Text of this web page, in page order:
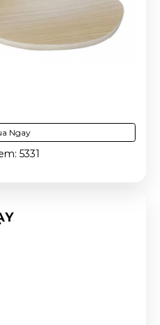
sơn pu 1
Lượt xem: 3150